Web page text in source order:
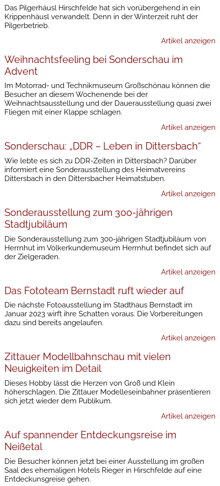
Das Pilgerhäusl Hirschfelde hat sich vorübergehend in ein
Krippenhäusl verwandelt. Denn in der Winterzeit ruht der
Pilgerbetrieb.
Artikel anzeigen
Weihnachtsfeeling bei Sonderschau im
Advent
Im Motorrad- und Technikmuseum Großschönau können die
Besucher an diesem Wochenende bei der
Weihnachtsausstellung und der Dauerausstellung quasi zwei
Fliegen mit einer Klappe schlagen.
Artikel anzeigen
Sonderschau: „DDR – Leben in Dittersbach“
Wie lebte es sich zu DDR-Zeiten in Dittersbach? Darüber
informiert eine Sonderausstellung des Heimatvereins
Dittersbach in den Dittersbacher Heimatstuben.
Artikel anzeigen
Sonderausstellung zum 300-jährigen
Stadtjubiläum
Die Sonderausstellung zum 300-jährigen Stadtjubiläum von
Herrnhut im Völkerkundemuseum Herrnhut befindet sich auf
der Zielgeraden.
Artikel anzeigen
Das Fototeam Bernstadt ruft wieder auf
Die nächste Fotoausstellung im Stadthaus Bernstadt im
Januar 2023 wirft ihre Schatten voraus. Die Vorbereitungen
dazu sind bereits angelaufen.
Artikel anzeigen
Zittauer Modellbahnschau mit vielen
Neuigkeiten im Detail
Dieses Hobby lässt die Herzen von Groß und Klein
höherschlagen. Die Zittauer Modelleseinbahner präsentieren
sich jetzt wieder dem Publikum.
Artikel anzeigen
Auf spannender Entdeckungsreise im
Neißetal
Die Besucher können jetzt bei einer Ausstellung im großen
Saal des ehemaligen Hotels Rieger in Hirschfelde auf eine
Entdeckunsgreise gehen.